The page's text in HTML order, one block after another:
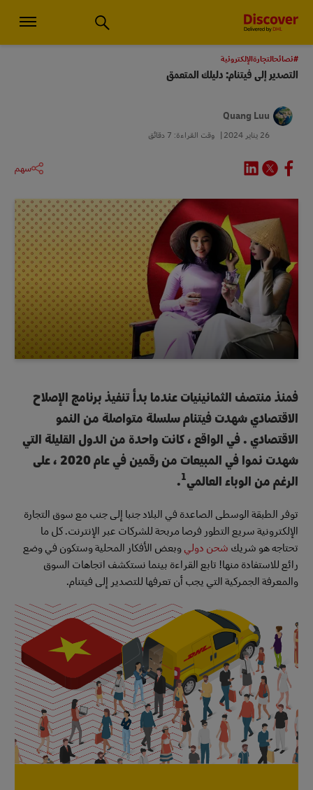
استشارات الأعمال الصغيرة والخدمات اللوجستية العالمية | اكتشف دي
#نصائحالتجارةالإلكترونية
التصدير إلى فيتنام: دليلك المتعمق
Quang Luu
26 يناير 2024 وقت القراءة: 7 دقائق
سهم
فمنذ منتصف الثمانينيات عندما بدأ تنفيذ برنامج الإصلاح
الاقتصادي شهدت فيتنام سلسلة متواصلة من النمو
الاقتصادي . في الواقع ، كانت واحدة من الدول القليلة التي
شهدت نموا في المبيعات من رقمين في عام 2020 ، على
الرغم من الوباء العالمي1
.
توفر الطبقة الوسطى الصاعدة في البلاد جنبا إلى جنب مع سوق التجارة
الإلكترونية سريع التطور فرصا مربحة للشركات عبر الإنترنت. كل ما
تحتاجه هو شريك شحن دولي وبعض الأفكار المحلية وستكون في وضع
رائع للاستفادة منها! تابع القراءة بينما نستكشف اتجاهات السوق
والمعرفة الجمركية التي يجب أن تعرفها للتصدير إلى فيتنام.